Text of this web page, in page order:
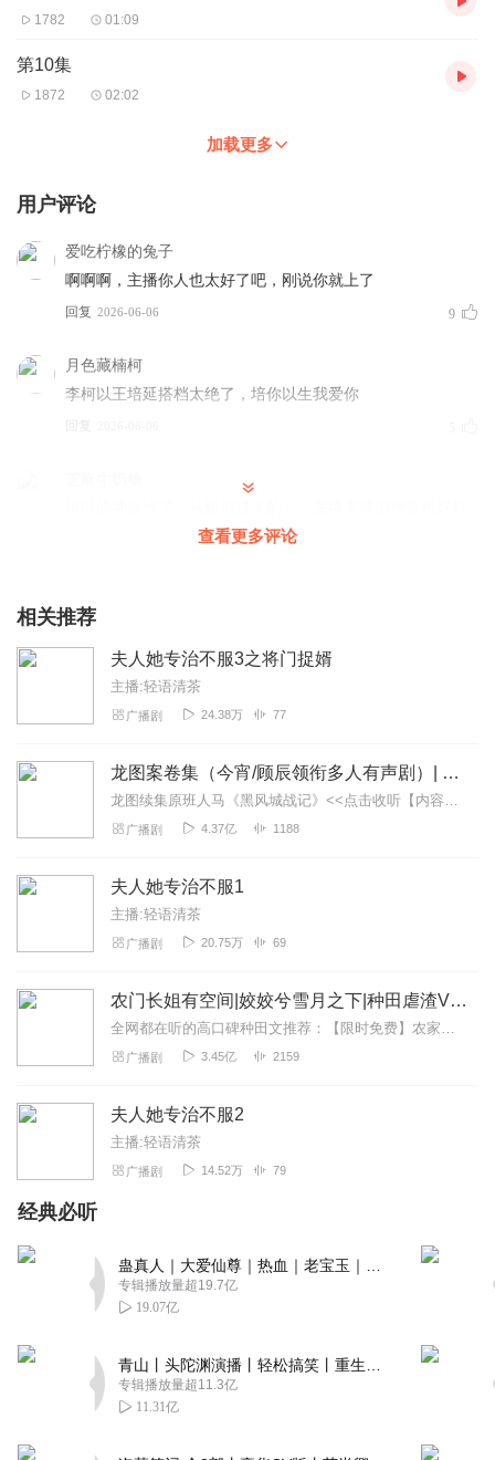
1782 01:09
第10集
1872 02:02
加载更多
用户评论
爱吃柠橡的兔子
啊啊啊，主播你人也太好了吧，刚说你就上了
回复 2026-06-06 9
月色藏楠柯
李柯以王培延搭档太绝了，培你以生我爱你
回复
楚卿怡_
可以出 选个纨绔当爹，养成皇帝就好了 1和2
2026-06-07
主播人太好了！常喜欢主播
2026-06-08
不是全集看了半就没有了
2026-06-06
查看更多评论
相关推荐
夫人她专治不服3之将门捉婿
主播:轻语清茶
广播剧 24.38万 77
龙图案卷集（今宵/顾辰领衔多人有声剧）| 探案
龙图续集原班人马《黑风城战记》<<点击收听【内容简介】《龙图案卷集》是由耳雅根据古典名著《三侠五义》（又叫七五）改编所写的网络小说，主要讲述的是鼠（白玉堂）...
广播剧 4.37亿 1188
夫人她专治不服1
主播:轻语清茶
广播剧 20.75万 69
农门长姐有空间|姣姣兮雪月之下|种田虐渣VIP免费
全网都在听的高口碑种田文推荐：【限时免费】农家小福女|姣姣兮郁雨竹|全网最快寒门大俗人|姣姣兮杜骁|萌宝女强古言爽文魏晋干饭人未删减全网最快|农家小福...
广播剧 3.45亿 2159
夫人她专治不服2
主播:轻语清茶
广播剧 14.52万 79
经典必听
专辑播放量超19.7亿
19.07亿
专辑播放量超11.3亿
11.31亿